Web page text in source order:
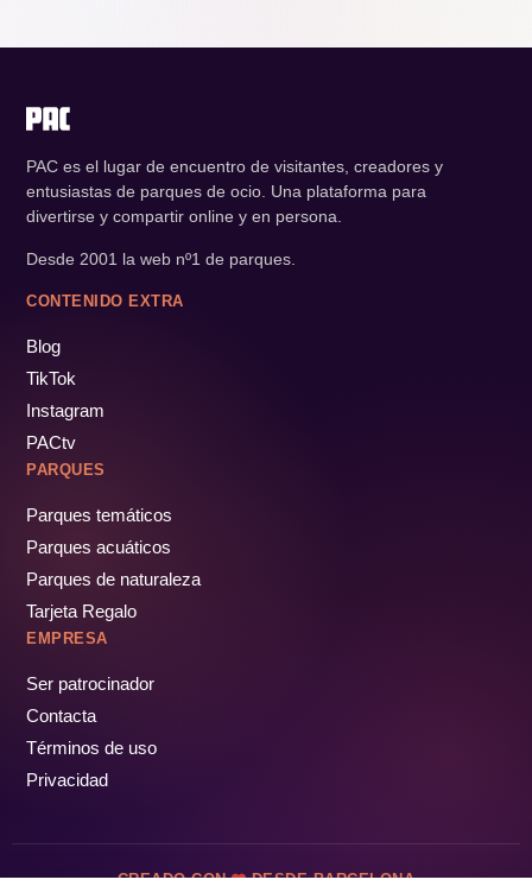
PAC es el lugar de encuentro de visitantes, creadores y
entusiastas de parques de ocio. Una plataforma para
divertirse y compartir online y en persona.
Desde 2001 la web nº1 de parques.
CONTENIDO EXTRA
Blog
TikTok
Instagram
PACtv
PARQUES
Parques temáticos
Parques acuáticos
Parques de naturaleza
Tarjeta Regalo
EMPRESA
Ser patrocinador
Contacta
Términos de uso
Privacidad
CREADO CON DESDE BARCELONA